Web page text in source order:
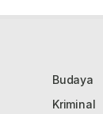
Budaya
Kriminal